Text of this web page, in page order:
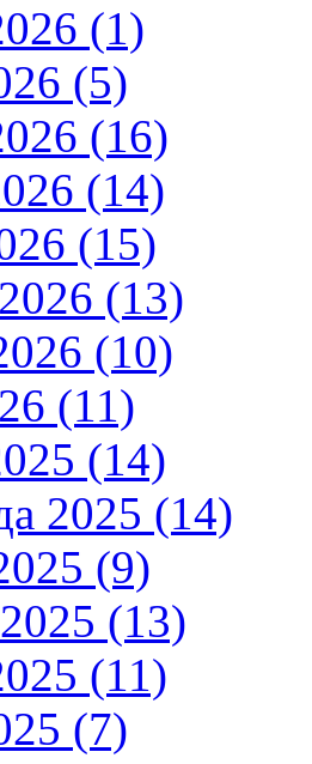
(1)
(5)
(16)
(14)
(15)
(13)
(10)
(11)
(14)
2025 (14)
(9)
(13)
(11)
(7)